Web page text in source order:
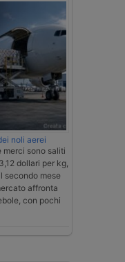
noli aerei
merci sono saliti
dollari per kg,
secondo mese
affronta
con pochi